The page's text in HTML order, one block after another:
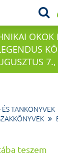
OKOK
ÉS TANKÖNYVEK
teszem